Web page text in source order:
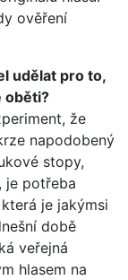
ověření
udělat pro to,
oběti?
že
napodobený
stopy,
je potřeba
je jakýmsi
době
veřejná
hlasem na